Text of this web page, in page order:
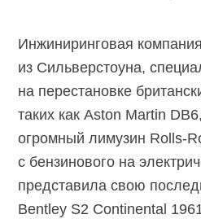
Инжиниринговая
из Сильверстоуна,
на перестановке
таких как Aston Martin
огромный лимузин Rolls-
с бензинового на
представила свою
Bentley S2 Continental